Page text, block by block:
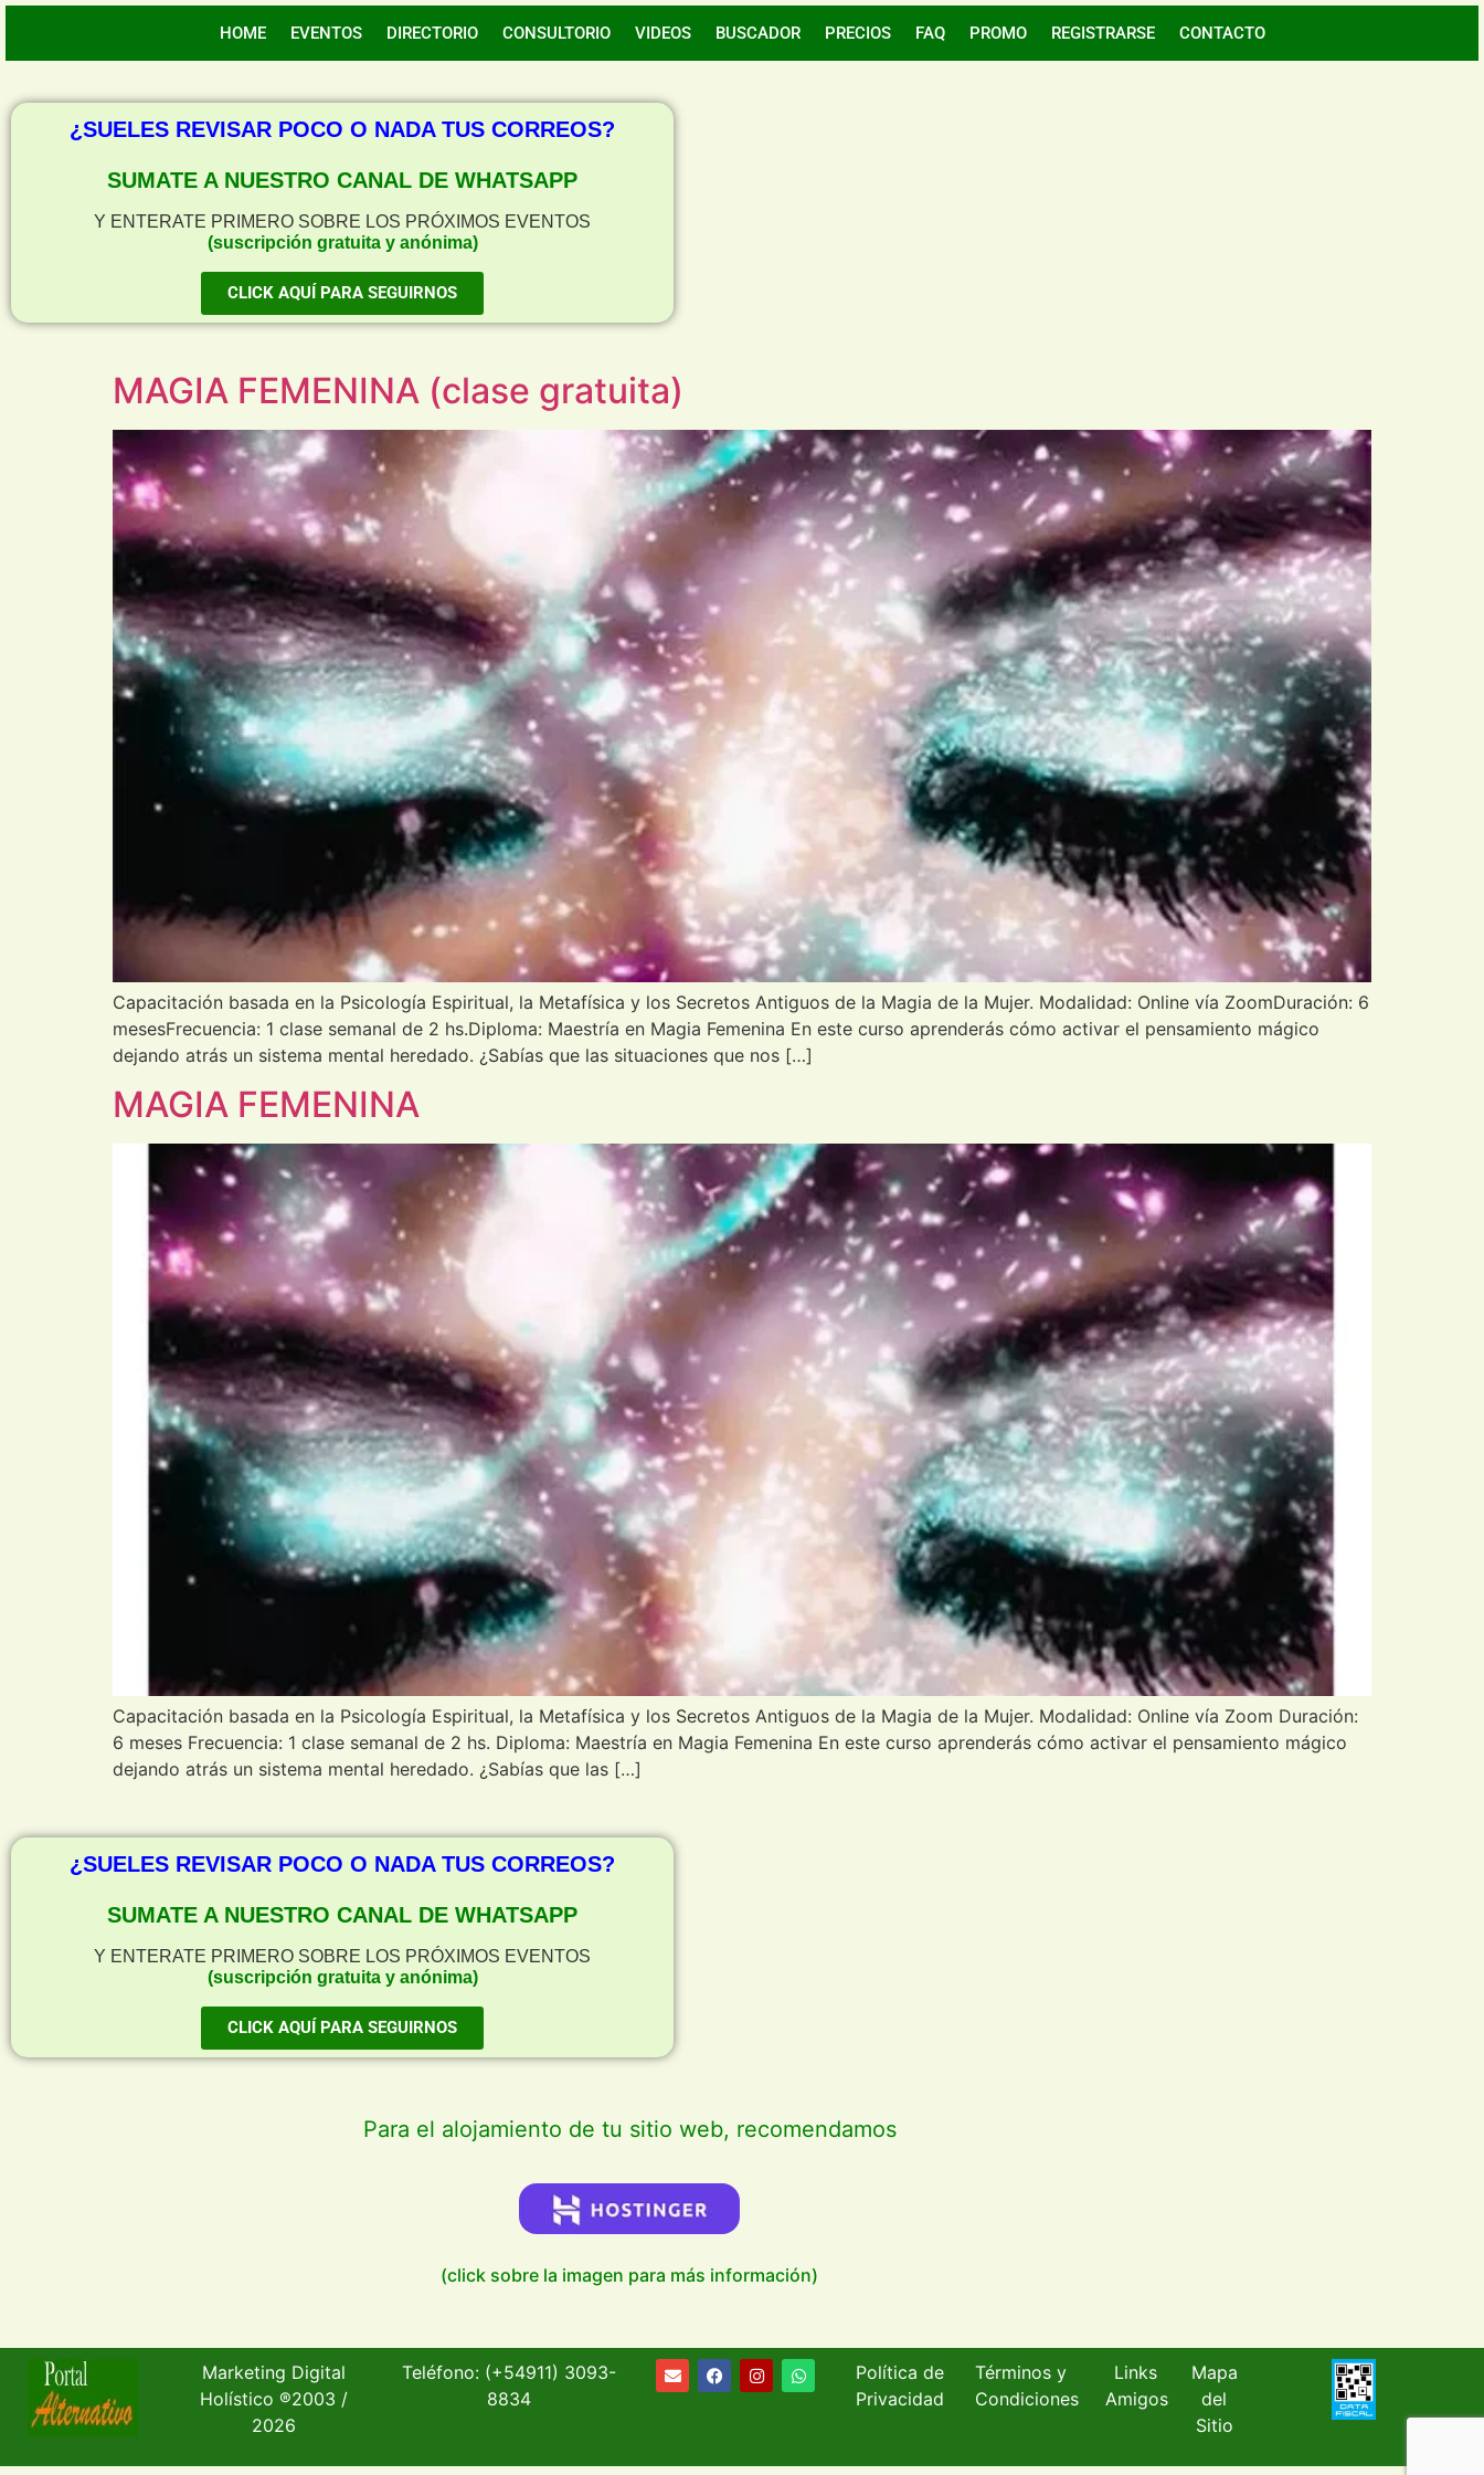
HOME EVENTOS DIRECTORIO CONSULTORIO VIDEOS BUSCADOR PRECIOS FAQ PROMO REGISTRARSE CONTACTO
¿SUELES REVISAR POCO O NADA TUS CORREOS?
SUMATE A NUESTRO CANAL DE WHATSAPP
Y ENTERATE PRIMERO SOBRE LOS PRÓXIMOS EVENTOS
(suscripción gratuita y anónima)
CLICK AQUÍ PARA SEGUIRNOS
MAGIA FEMENINA (clase gratuita)
Capacitación basada en la Psicología Espiritual, la Metafísica y los Secretos Antiguos de la Magia de la Mujer. Modalidad: Online vía ZoomDuración: 6
mesesFrecuencia: 1 clase semanal de 2 hs.Diploma: Maestría en Magia Femenina En este curso aprenderás cómo activar el pensamiento mágico
dejando atrás un sistema mental heredado. ¿Sabías que las situaciones que nos […]
MAGIA FEMENINA
Capacitación basada en la Psicología Espiritual, la Metafísica y los Secretos Antiguos de la Magia de la Mujer. Modalidad: Online vía Zoom Duración:
6 meses Frecuencia: 1 clase semanal de 2 hs. Diploma: Maestría en Magia Femenina En este curso aprenderás cómo activar el pensamiento mágico
dejando atrás un sistema mental heredado. ¿Sabías que las […]
¿SUELES REVISAR POCO O NADA TUS CORREOS?
SUMATE A NUESTRO CANAL DE WHATSAPP
Y ENTERATE PRIMERO SOBRE LOS PRÓXIMOS EVENTOS
(suscripción gratuita y anónima)
CLICK AQUÍ PARA SEGUIRNOS
Para el alojamiento de tu sitio web, recomendamos
(click sobre la imagen para más información)
Marketing Digital
Holístico ®2003 /
2026
Teléfono: (+54911) 3093-
8834
Política de
Privacidad
Términos y
Condiciones
Links
Amigos
Mapa
del
Sitio